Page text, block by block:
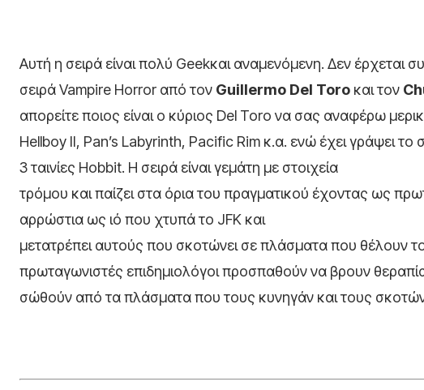
Αυτή η σειρά είναι πολύ Geekκαι αναμενόμενη. Δεν έρχεται
σειρά Vampire Horror από τον Guillermo Del Toro και τον
απορείτε ποιος είναι ο κύριος Del Toro να σας αναφέρω
Hellboy II, Pan’s Labyrinth, Pacific Rim κ.α. ενώ έχει γράψει το
3 ταινίες Hobbit. Η σειρά είναι γεμάτη με στοιχεία
τρόμου και παίζει στα όρια του πραγματικού έχοντας ως
αρρώστια ως ιό που χτυπά το JFK και
μετατρέπει αυτούς που σκοτώνει σε πλάσματα που θέλουν
πρωταγωνιστές επιδημιολόγοι προσπαθούν να βρουν
σώθούν από τα πλάσματα που τους κυνηγάν και τους